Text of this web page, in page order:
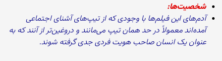
شخصیت‌ها:
آدم‌های این فیلم‌ها با وجودی که از تیپ‌های آشنای اجتماعی
آمده‌اند معمولاً در حد همان تیپ می‌مانند و دروغین‌تر از آنند که به
عنوان یک انسان صاحب هویت فردی جدی گرفته شوند.